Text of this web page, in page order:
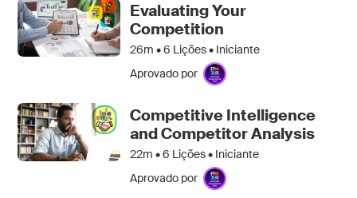
Evaluating Your
Competition
26m •6 Lições • Iniciante
Aprovado por
Competitive Intelligence
and Competitor Analysis
22m •6 Lições • Iniciante
Aprovado por